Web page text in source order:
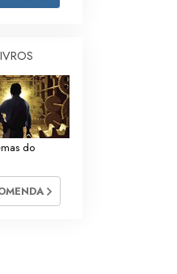
do Trabalho
do